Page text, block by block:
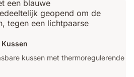
kussen met thermoregulerende